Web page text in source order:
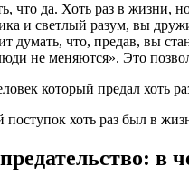
что да. Хоть раз в жизни,
и светлый разум, вы
думать, что, предав, вы
не меняются». Это
который предал хоть
поступок хоть раз был в
в